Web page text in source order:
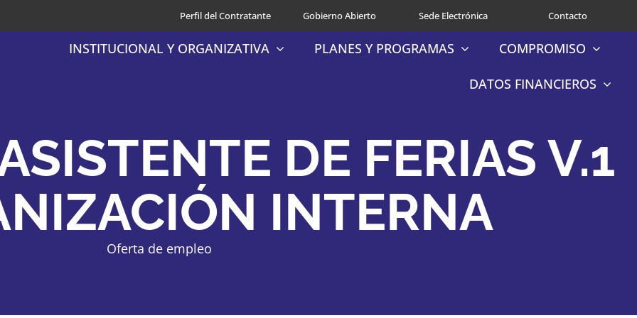
Perfil del Contratante Gobierno Abierto Sede Electrónica Contacto
INSTITUCIONAL Y ORGANIZATIVA PLANES Y PROGRAMAS COMPROMISO
DATOS FINANCIEROS
DE FERIAS V.1
INTERNA
Oferta de empleo